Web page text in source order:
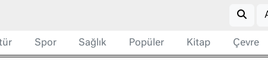
Spor Sağlık Popüler Kitap Çevre